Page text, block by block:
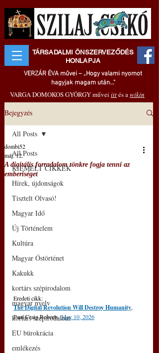
TÁRSADALMI ÖNSZERVEZŐDÉS
HONLAPJA
VERZÁR ÉVA művei – „Hogy valami nyomot
hagyjak magam után..."
VARGA DOMOKOS GYÖRGY művei ittés awikin
Bejegyzés
All Posts
KIEMELT CIKKEK
Hírek, újdonságok
Tisztelt Olvasó!
Magyar Idő
Új Történelem
Kultúra
Magyar Őstörténet
Kakukk
kortárs szépirodalom
magyar nyelv
kortárs szépirodalom
EU bürokrácia
emlékezés
All Posts
A digitális forradalom tönkre fogja tenni az
emberiséget
dombi52
máj. 12.
Eredeti cikk:
The Digital Revolution Will Destroy Humanity,
Paul Craig Roberts, May 10, 2026